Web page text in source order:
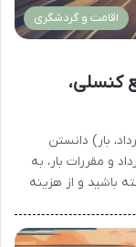
اقامت و گردشگری
کنسلی،
بار) دانستن
و مقررات بار، به
باشید و از هزینه